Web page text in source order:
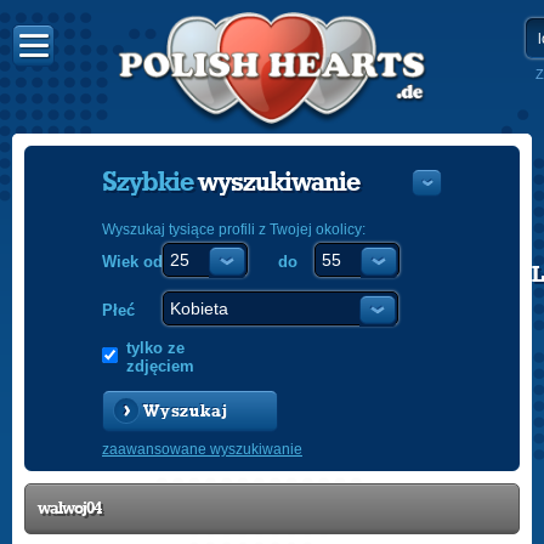
POLISH
Szybkiewyszukiwanie
Wyszukaj tysiące profili z Twojej okolicy:
Wiek od do
Płeć
tylko ze
zdjęciem
Wyszukaj
zaawansowane wyszukiwanie
walwoj04